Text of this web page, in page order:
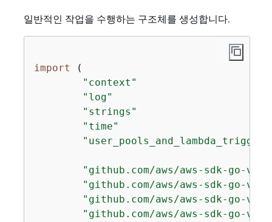
일반적인 작업을 수행하는 구조체를 생성합니다.
import (
"context"
"log"
"strings"
"time"
"github.com/aws/aws-sdk-go-v2/
"github.com/aws/aws-sdk-go-
"github.com/aws/aws-sdk-go-
"github.com/aws/aws-sdk-go-v2/